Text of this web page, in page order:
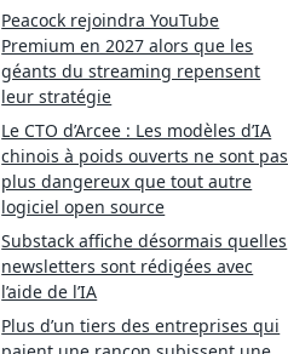
Peacock rejoindra YouTube
Premium en 2027 alors que les
géants du streaming repensent
leur stratégie
Le CTO d’Arcee : Les modèles d’IA
chinois à poids ouverts ne sont pas
plus dangereux que tout autre
logiciel open source
Substack affiche désormais quelles
newsletters sont rédigées avec
l’aide de l’IA
Plus d’un tiers des entreprises qui